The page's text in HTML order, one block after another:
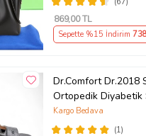
869,00 TL
Sepette %15 İndirim
Dr.Comfort Dr.2018
Ortopedik Diyabetik
Gerçek Deri, Kayık
Konfor (Siyah Deri)
(1)
Kargo Bedava